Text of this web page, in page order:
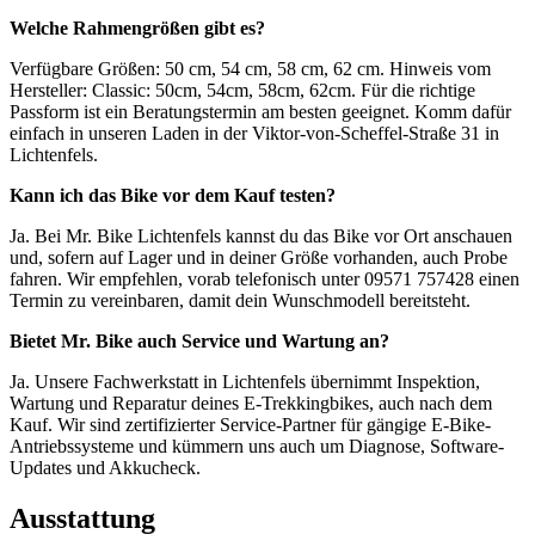
Welche Rahmengrößen gibt es?
Verfügbare Größen: 50 cm, 54 cm, 58 cm, 62 cm. Hinweis vom
Hersteller: Classic: 50cm, 54cm, 58cm, 62cm. Für die richtige
Passform ist ein Beratungstermin am besten geeignet. Komm dafür
einfach in unseren Laden in der Viktor-von-Scheffel-Straße 31 in
Lichtenfels.
Kann ich das Bike vor dem Kauf testen?
Ja. Bei Mr. Bike Lichtenfels kannst du das Bike vor Ort anschauen
und, sofern auf Lager und in deiner Größe vorhanden, auch Probe
fahren. Wir empfehlen, vorab telefonisch unter 09571 757428 einen
Termin zu vereinbaren, damit dein Wunschmodell bereitsteht.
Bietet Mr. Bike auch Service und Wartung an?
Ja. Unsere Fachwerkstatt in Lichtenfels übernimmt Inspektion,
Wartung und Reparatur deines E-Trekkingbikes, auch nach dem
Kauf. Wir sind zertifizierter Service-Partner für gängige E-Bike-
Antriebssysteme und kümmern uns auch um Diagnose, Software-
Updates und Akkucheck.
Ausstattung